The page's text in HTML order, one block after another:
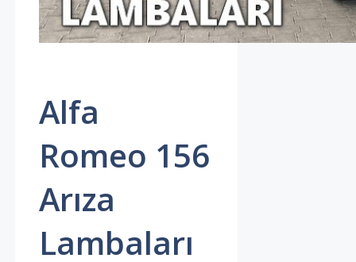
Alfa
Romeo 156
Arıza
Lambaları